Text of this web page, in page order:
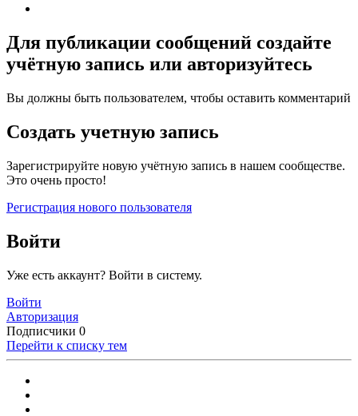
Для публикации сообщений создайте
учётную запись или авторизуйтесь
Вы должны быть пользователем, чтобы оставить комментарий
Создать учетную запись
Зарегистрируйте новую учётную запись в нашем сообществе.
Это очень просто!
Регистрация нового пользователя
Войти
Уже есть аккаунт? Войти в систему.
Войти
Авторизация
Подписчики 0
Перейти к списку тем